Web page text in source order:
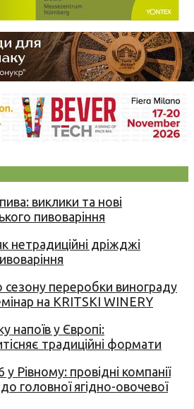
виклики та нові
пивоваріння
нетрадиційні дріжджі
сезону переробки винограду
на KRITSKI WINERY
напоїв у Європі:
традиційні формати
Рівному: провідні компанії
головної ягідно-овочевої